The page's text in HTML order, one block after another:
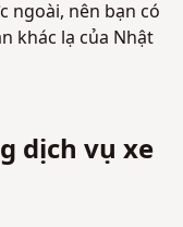
ngoài, nên bạn có
khác lạ của Nhật
dịch vụ xe